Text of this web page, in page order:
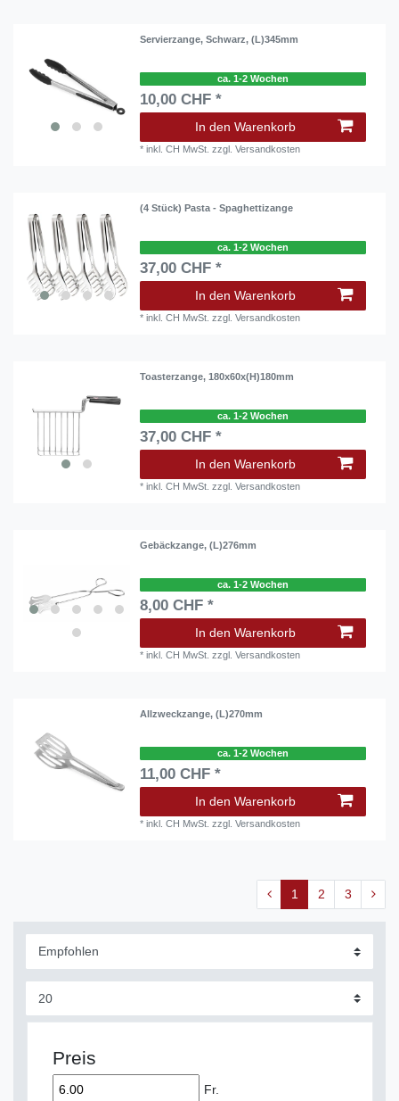
Servierzange, Schwarz, (L)345mm
ca. 1-2 Wochen
10,00 CHF *
In den Warenkorb
*inkl. CH MwSt. zzgl.Versandkosten
(4 Stück) Pasta - Spaghettizange
ca. 1-2 Wochen
37,00 CHF *
In den Warenkorb
*inkl. CH MwSt. zzgl.Versandkosten
Toasterzange, 180x60x(H)180mm
ca. 1-2 Wochen
37,00 CHF *
In den Warenkorb
*inkl. CH MwSt. zzgl.Versandkosten
Gebäckzange, (L)276mm
ca. 1-2 Wochen
8,00 CHF *
In den Warenkorb
*inkl. CH MwSt. zzgl.Versandkosten
Allzweckzange, (L)270mm
ca. 1-2 Wochen
11,00 CHF *
In den Warenkorb
*inkl. CH MwSt. zzgl.Versandkosten
1 2 3
Preis
Fr.